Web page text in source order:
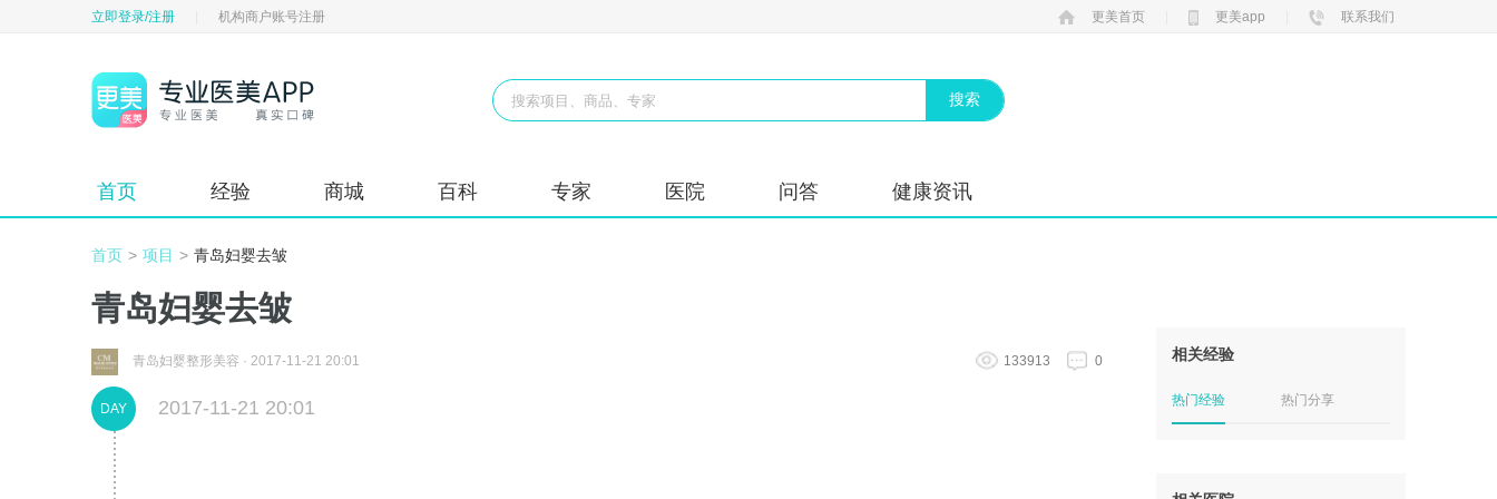
立即登录/注册 机构商户账号注册 更美首页 更美app 联系我们
首页 经验 商城 百科 专家 医院 问答 健康资讯
首页 > 项目 > 青岛妇婴去皱
青岛妇婴去皱
青岛妇婴整形美容 · 2017-11-21 20:01 133913 0
DAY 2017-11-21 20:01
相关经验
热门经验 热门分享